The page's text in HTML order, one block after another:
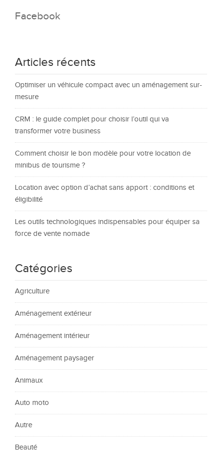
Facebook
Articles récents
Optimiser un véhicule compact avec un aménagement sur-
mesure
CRM : le guide complet pour choisir l’outil qui va
transformer votre business
Comment choisir le bon modèle pour votre location de
minibus de tourisme ?
Location avec option d’achat sans apport : conditions et
éligibilité
Les outils technologiques indispensables pour équiper sa
force de vente nomade
Catégories
Agriculture
Aménagement extérieur
Aménagement intérieur
Aménagement paysager
Animaux
Auto moto
Autre
Beauté